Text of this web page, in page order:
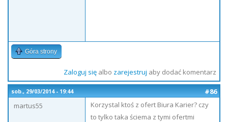
Góra strony
Zaloguj sięalbo zarejestruj aby dodać komentarz
sob., 29/03/2014 - 19:44
#86
martus55
Korzystal ktoś z ofert Biura Karier? czy
to tylko taka ściema z tymi ofertmi